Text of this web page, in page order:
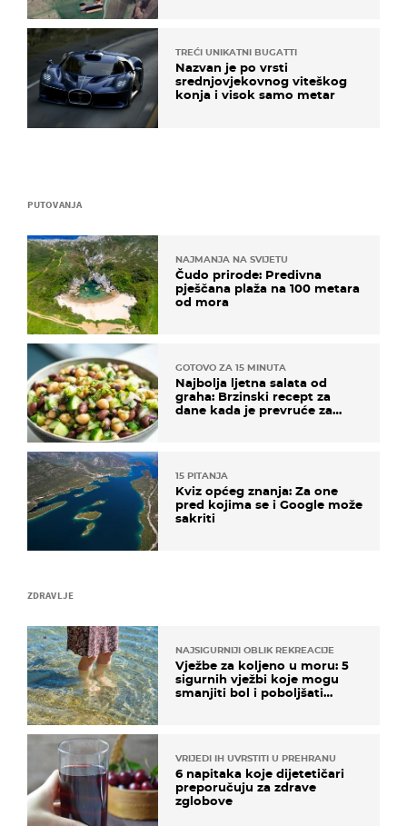
ZDRAVLJE
NAJSIGURNIJI OBLIK REKREACIJE
Vježbe za koljeno u moru: 5
sigurnih vježbi koje mogu
smanjiti bol i poboljšati
VRIJEDI IH UVRSTITI U PREHRANU
6 napitaka koje dijetetičari
preporučuju za zdrave
zglobove
PUTOVANJA
NAJMANJA NA SVIJETU
Čudo prirode: Predivna
pješčana plaža na 100 metara
od mora
GOTOVO ZA 15 MINUTA
Najbolja ljetna salata od
graha: Brzinski recept za
dane kada je prevruće za
15 PITANJA
Kviz općeg znanja: Za one
pred kojima se i Google može
sakriti
TREĆI UNIKATNI BUGATTI
Nazvan je po vrsti
srednjovjekovnog viteškog
konja i visok samo metar